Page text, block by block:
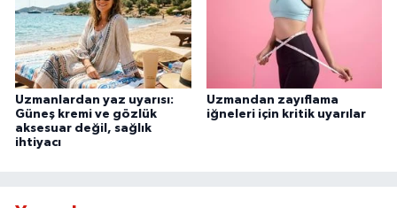
Uzmanlardan yaz uyarısı:
Güneş kremi ve gözlük
aksesuar değil, sağlık
ihtiyacı
Uzmandan zayıflama
iğneleri için kritik uyarılar